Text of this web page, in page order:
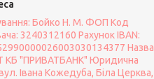
Бойко Н. М. ФОП Код
3240312160 Рахунок IBAN:
Назва
КБ "ПРИВАТБАНК" Юридична
Івана Кожедуба, Біла Церква,